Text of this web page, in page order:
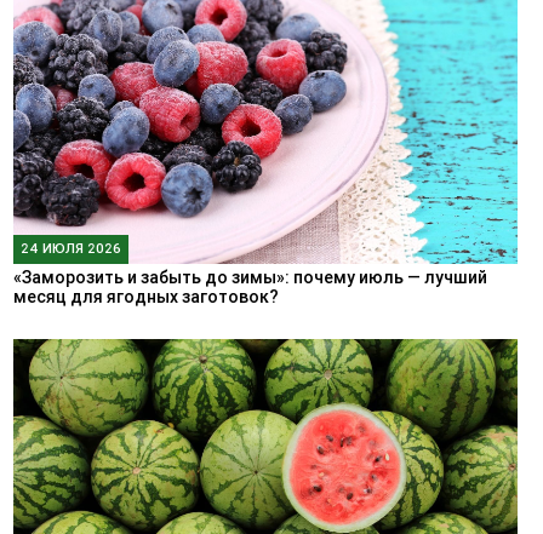
24 ИЮЛЯ 2026
«Заморозить и забыть до зимы»: почему июль — лучший
месяц для ягодных заготовок?